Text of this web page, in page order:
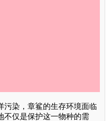
污染，章鲨的生存环境面临
不仅是保护这一物种的需